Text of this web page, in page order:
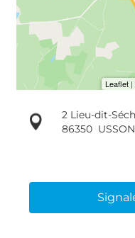
2 Lieu-dit-
86350